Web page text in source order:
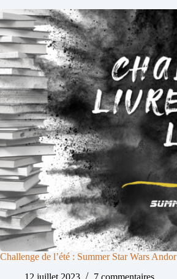
Challenge de l’été : Summer Star Wars Andor
12 juillet 2023
7 commentaires